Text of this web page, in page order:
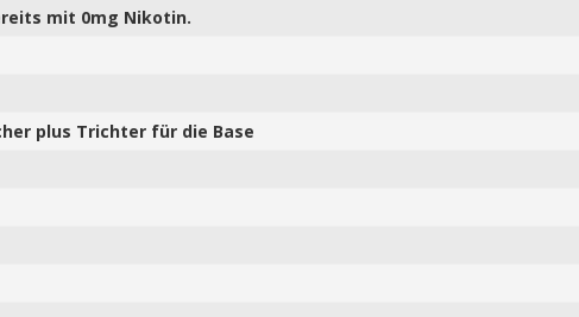
mit 0mg Nikotin.
plus Trichter für die Base